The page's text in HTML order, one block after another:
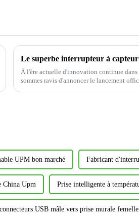
Le superbe interrupteur à
À l'ère actuelle d'innovation continue
sommes ravis d'annoncer le lancement
UPM bon marché Fabricant
China Upm Prise intelligente à
USB mâle vers prise murale femelle